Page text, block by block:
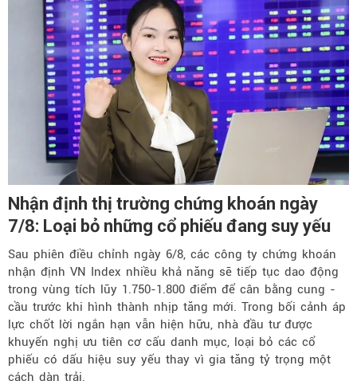
Nhận định thị trường chứng khoán ngày
7/8: Loại bỏ những cổ phiếu đang suy yếu
Sau phiên điều chỉnh ngày 6/8, các công ty chứng khoán
nhận định VN Index nhiều khả năng sẽ tiếp tục dao động
trong vùng tích lũy 1.750-1.800 điểm để cân bằng cung -
cầu trước khi hình thành nhịp tăng mới. Trong bối cảnh áp
lực chốt lời ngắn hạn vẫn hiện hữu, nhà đầu tư được
khuyến nghị ưu tiên cơ cấu danh mục, loại bỏ các cổ
phiếu có dấu hiệu suy yếu thay vì gia tăng tỷ trọng một
cách dàn trải.